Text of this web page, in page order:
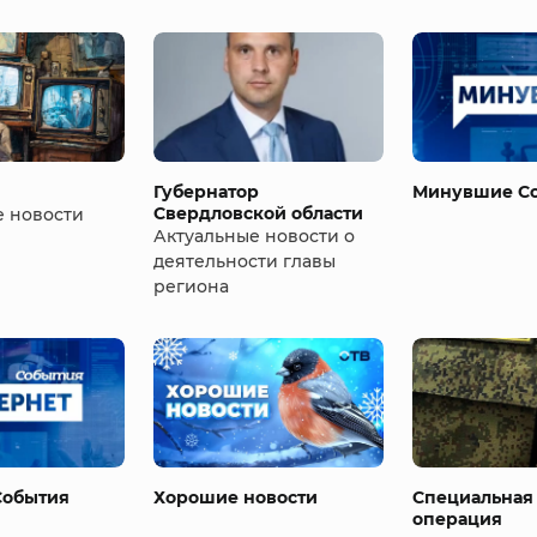
новости
Губернатор
Свердловской области
Актуальные новости о
деятельности главы
региона
Минувшие
Хорошие новости
операция